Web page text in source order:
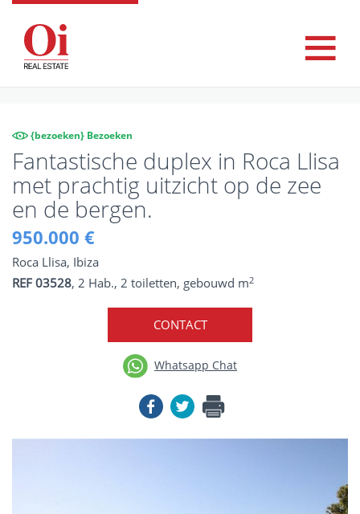
{bezoeken} Bezoeken
Fantastische duplex in Roca Llisa
met prachtig uitzicht op de zee
en de bergen.
950.000 €
Roca Llisa, Ibiza
REF 03528, 2 Hab., 2 toiletten, gebouwd m2
CONTACT
Whatsapp Chat